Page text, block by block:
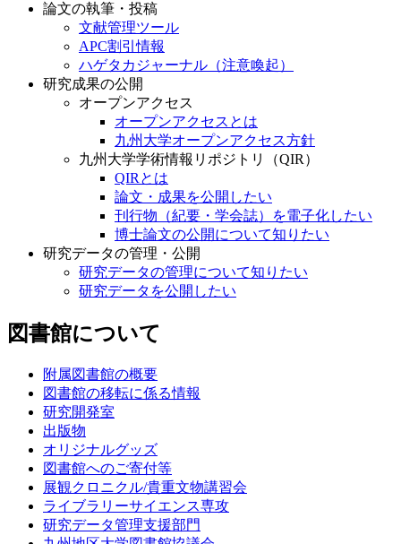
論文の執筆・投稿
文献管理ツール
APC割引情報
ハゲタカジャーナル（注意喚起）
研究成果の公開
オープンアクセス
オープンアクセスとは
九州大学オープンアクセス方針
九州大学学術情報リポジトリ（QIR）
QIRとは
論文・成果を公開したい
刊行物（紀要・学会誌）を電子化したい
博士論文の公開について知りたい
研究データの管理・公開
研究データの管理について知りたい
研究データを公開したい
図書館について
附属図書館の概要
図書館の移転に係る情報
研究開発室
出版物
オリジナルグッズ
図書館へのご寄付等
展観クロニクル/貴重文物講習会
ライブラリーサイエンス専攻
研究データ管理支援部門